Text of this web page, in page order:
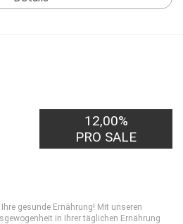
12,00%
PRO SALE
gesunde Ernährung! Mit unseren
in Ihrer täglichen Ernährung